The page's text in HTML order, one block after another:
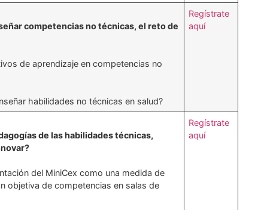
competencias no técnicas, el reto de
de aprendizaje en competencias no
habilidades no técnicas en salud?
Regístrate
aquí
de las habilidades técnicas,
del MiniCex como una medida de
objetiva de competencias en salas de
Regístrate
aquí